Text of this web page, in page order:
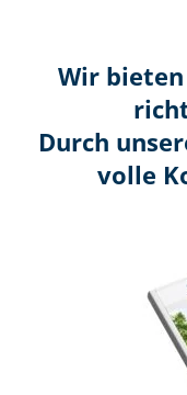
Wir
Durch
volle